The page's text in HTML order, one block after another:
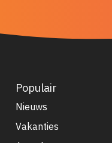
Populair
Nieuws
Vakanties